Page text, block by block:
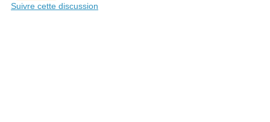
Suivre cette discussion